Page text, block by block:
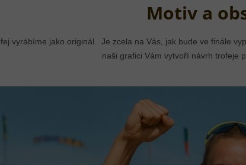
Motiv a
vyrábíme jako originál. Je zcela na Vás, jak bude ve finále
naši grafici Vám vytvoří návrh trofeje